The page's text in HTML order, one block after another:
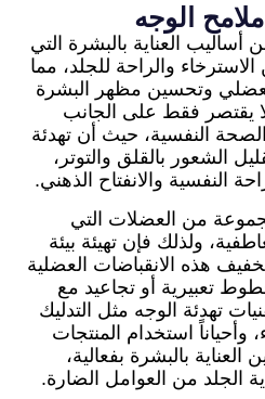
الوجه
أساليب العناية بالبشرة التي
والراحة للجلد، مما
وتحسين مظهر البشرة
يقتصر فقط على الجانب
النفسية، حيث أن تهدئة
الشعور بالقلق والتوتر،
النفسية والانفتاح الذهني.
من العضلات التي
ولذلك فإن تهيئة بيئة
هذه الانقباضات العضلية
تعبيرية أو تجاعيد مع
تهدئة الوجه مثل التدليك
وأحياناً استخدام المنتجات
بالبشرة بفعالية،
الجلد من العوامل الضارة.